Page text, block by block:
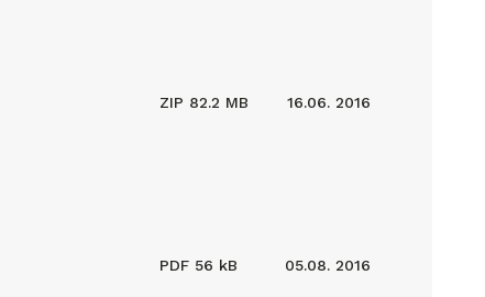
ZIP 82.2 MB 16.06. 2016
PDF 56 kB 05.08. 2016